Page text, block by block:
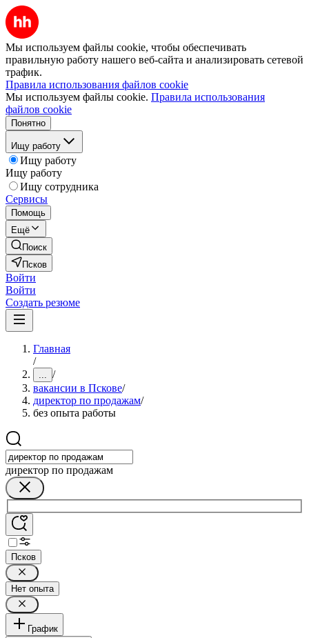
Мы используем файлы cookie, чтобы обеспечивать
правильную работу нашего веб-сайта и анализировать сетевой
трафик.
Правила использования файлов cookie
Мы используем файлы cookie. Правила использования
файлов cookie
Понятно
Ищу работу
Ищу работу
Ищу работу
Ищу сотрудника
Сервисы
Помощь
Ещё
Поиск
Псков
Войти
Войти
Создать резюме
Главная
/
... /
вакансии в Пскове/
директор по продажам/
без опыта работы
директор по продажам
Псков
Нет опыта
График